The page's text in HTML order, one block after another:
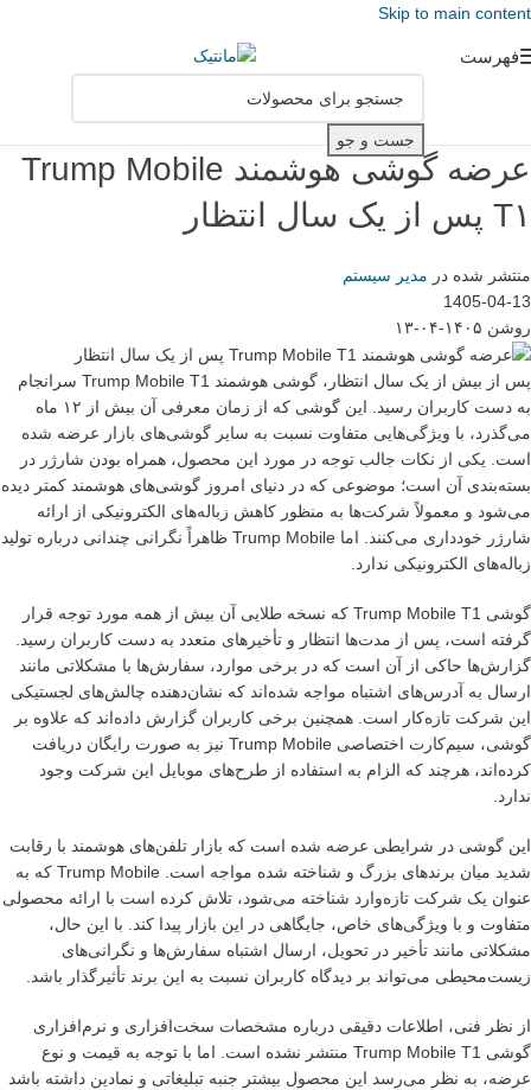
Skip to main content
فهرست
جست و جو
عرضه گوشی هوشمند Trump Mobile
T۱ پس از یک سال انتظار
منتشر شده در مدیر سیستم
1405-04-13
روشن ۱۴۰۵-۰۴-۱۳
پس از بیش از یک سال انتظار، گوشی هوشمند Trump Mobile T1 سرانجام
به دست کاربران رسید. این گوشی که از زمان معرفی آن بیش از ۱۲ ماه
می‌گذرد، با ویژگی‌هایی متفاوت نسبت به سایر گوشی‌های بازار عرضه شده
است. یکی از نکات جالب توجه در مورد این محصول، همراه بودن شارژر در
بسته‌بندی آن است؛ موضوعی که در دنیای امروز گوشی‌های هوشمند کمتر دیده
می‌شود و معمولاً شرکت‌ها به منظور کاهش زباله‌های الکترونیکی از ارائه
شارژر خودداری می‌کنند. اما Trump Mobile ظاهراً نگرانی چندانی درباره تولید
زباله‌های الکترونیکی ندارد.
گوشی Trump Mobile T1 که نسخه طلایی آن بیش از همه مورد توجه قرار
گرفته است، پس از مدت‌ها انتظار و تأخیرهای متعدد به دست کاربران رسید.
گزارش‌ها حاکی از آن است که در برخی موارد، سفارش‌ها با مشکلاتی مانند
ارسال به آدرس‌های اشتباه مواجه شده‌اند که نشان‌دهنده چالش‌های لجستیکی
این شرکت تازه‌کار است. همچنین برخی کاربران گزارش داده‌اند که علاوه بر
گوشی، سیم‌کارت اختصاصی Trump Mobile نیز به صورت رایگان دریافت
کرده‌اند، هرچند که الزام به استفاده از طرح‌های موبایل این شرکت وجود
ندارد.
این گوشی در شرایطی عرضه شده است که بازار تلفن‌های هوشمند با رقابت
شدید میان برندهای بزرگ و شناخته شده مواجه است. Trump Mobile که به
عنوان یک شرکت تازه‌وارد شناخته می‌شود، تلاش کرده است با ارائه محصولی
متفاوت و با ویژگی‌های خاص، جایگاهی در این بازار پیدا کند. با این حال،
مشکلاتی مانند تأخیر در تحویل، ارسال اشتباه سفارش‌ها و نگرانی‌های
زیست‌محیطی می‌تواند بر دیدگاه کاربران نسبت به این برند تأثیرگذار باشد.
از نظر فنی، اطلاعات دقیقی درباره مشخصات سخت‌افزاری و نرم‌افزاری
گوشی Trump Mobile T1 منتشر نشده است. اما با توجه به قیمت و نوع
عرضه، به نظر می‌رسد این محصول بیشتر جنبه تبلیغاتی و نمادین داشته باشد